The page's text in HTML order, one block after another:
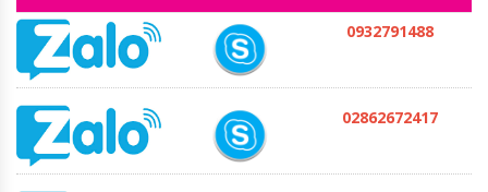
0932791488
02862672417